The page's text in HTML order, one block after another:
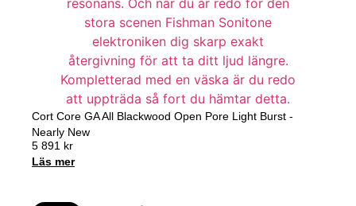
Cort Core GA All Blackwood Open Pore Light Burst -
Nearly New
5 891 kr
Läs mer